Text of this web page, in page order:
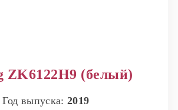
ZK6122H9 (белый)
Год выпуска:2019